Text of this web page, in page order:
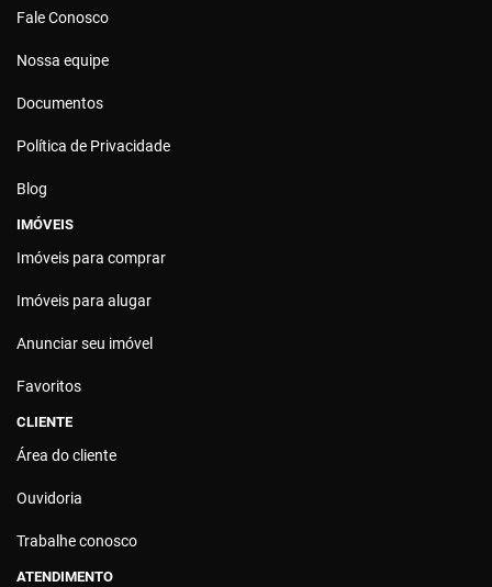
Fale Conosco
Nossa equipe
Documentos
Política de Privacidade
Blog
IMÓVEIS
Imóveis para comprar
Imóveis para alugar
Anunciar seu imóvel
Favoritos
CLIENTE
Área do cliente
Ouvidoria
Trabalhe conosco
ATENDIMENTO